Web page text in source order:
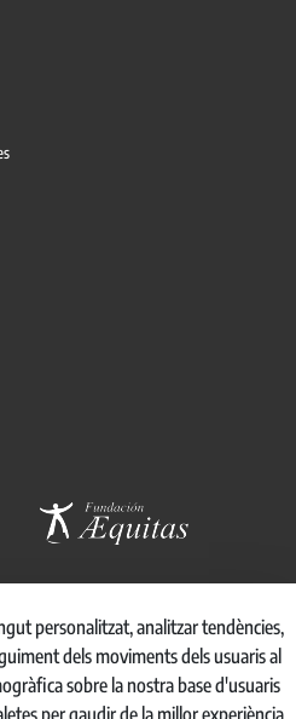
personalitzat, analitzar tendències,
dels moviments dels usuaris al
sobre la nostra base d'usuaris
per gaudir de la millor experiència